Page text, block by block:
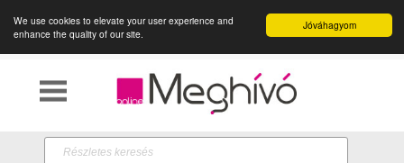
Jóváhagyom
We use cookies to elevate your user experience and
enhance the quality of our site.